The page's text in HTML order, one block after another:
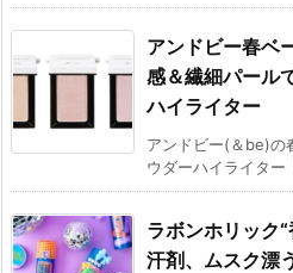
アンドビー春ベ
感＆繊細パール
ハイライター
アンドビー(＆be)の
ウダーハイライター
ラボンホリック
汗剤、ムスク漂